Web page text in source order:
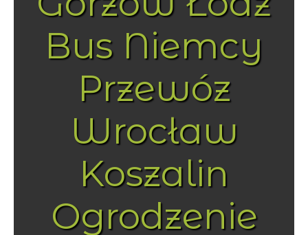
Bus Niemcy
Przewóz
Wrocław
Koszalin
Ogrodzenie